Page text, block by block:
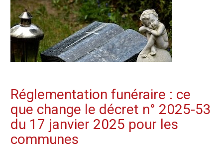
Réglementation funéraire : ce
que change le décret n° 2025-53
du 17 janvier 2025 pour les
communes